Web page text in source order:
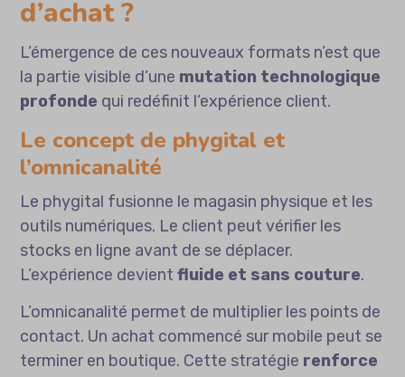
d’achat ?
L’émergence de ces nouveaux formats n’est que
la partie visible d’une mutation technologique
profonde qui redéfinit l’expérience client.
Le concept de phygital et
l’omnicanalité
Le phygital fusionne le magasin physique et les
outils numériques. Le client peut vérifier les
stocks en ligne avant de se déplacer.
L’expérience devientfluide et sans couture.
L’omnicanalité permet de multiplier les points de
contact. Un achat commencé sur mobile peut se
terminer en boutique. Cette stratégie renforce